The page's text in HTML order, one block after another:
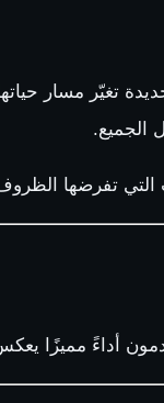
تغيّر مسار
الجميع.
تفرضها
أداءً مميزًا